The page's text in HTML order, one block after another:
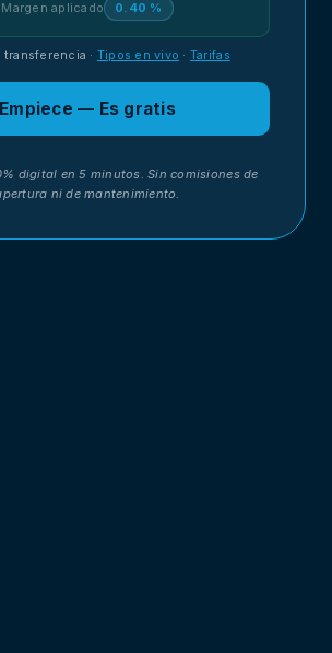
Margen aplicado 0.40 %
transferencia · Tipos en vivo · Tarifas
Empiece — Es gratis
digital en 5 minutos. Sin comisiones de
ni de mantenimiento.